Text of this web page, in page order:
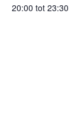
20:00 tot 23:30